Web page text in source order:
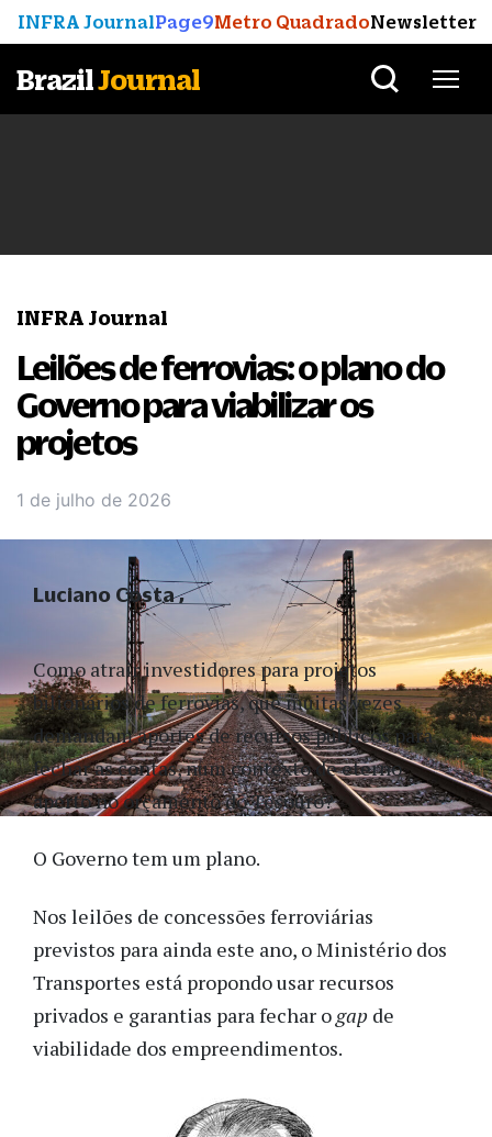
INFRA JournalPage9Metro QuadradoNewsletter
BrazilJournal
INFRA Journal
Leilões de ferrovias: o plano do
Governo para viabilizar os
projetos
1 de julho de 2026
Como atrair investidores para projetos
bilionários de ferrovias, que muitas vezes
demandam aportes de recursos públicos para
fechar as contas, num contexto de eterno
aperto no orçamento do Tesouro?
O Governo tem um plano.
Nos leilões de concessões ferroviárias
previstos para ainda este ano, o Ministério dos
Transportes está propondo usar recursos
privados e garantias para fechar o gap de
viabilidade dos empreendimentos.
Luciano Costa